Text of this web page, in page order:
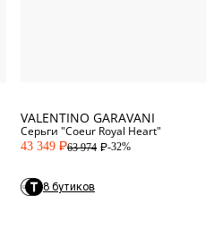
VALENTINO GARAVANI
Серьги "Coeur Royal Heart"
43 349 P63 974 P-32%
8 бутиков